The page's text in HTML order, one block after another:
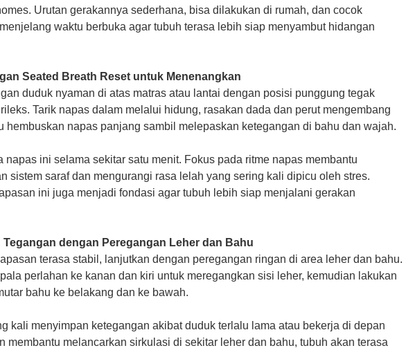
Urutan gerakannya sederhana, bisa dilakukan di rumah, dan cocok
waktu berbuka agar tubuh terasa lebih siap menyambut hidangan
Seated Breath Reset untuk Menenangkan
duduk nyaman di atas matras atau lantai dengan posisi punggung tegak
Tarik napas dalam melalui hidung, rasakan dada dan perut mengembang
hembuskan napas panjang sambil melepaskan ketegangan di bahu dan wajah.
napas ini selama sekitar satu menit. Fokus pada ritme napas membantu
sistem saraf dan mengurangi rasa lelah yang sering kali dipicu oleh stres.
ini juga menjadi fondasi agar tubuh lebih siap menjalani gerakan
Tegangan dengan Peregangan Leher dan Bahu
terasa stabil, lanjutkan dengan peregangan ringan di area leher dan bahu.
perlahan ke kanan dan kiri untuk meregangkan sisi leher, kemudian lakukan
bahu ke belakang dan ke bawah.
kali menyimpan ketegangan akibat duduk terlalu lama atau bekerja di depan
membantu melancarkan sirkulasi di sekitar leher dan bahu, tubuh akan terasa